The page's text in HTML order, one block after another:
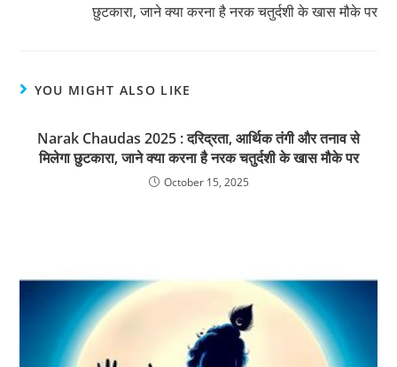
छुटकारा, जाने क्या करना है नरक चतुर्दशी के खास मौके पर
YOU MIGHT ALSO LIKE
Narak Chaudas 2025 : दरिद्रता, आर्थिक तंगी और तनाव से
मिलेगा छुटकारा, जाने क्या करना है नरक चतुर्दशी के खास मौके पर
October 15, 2025